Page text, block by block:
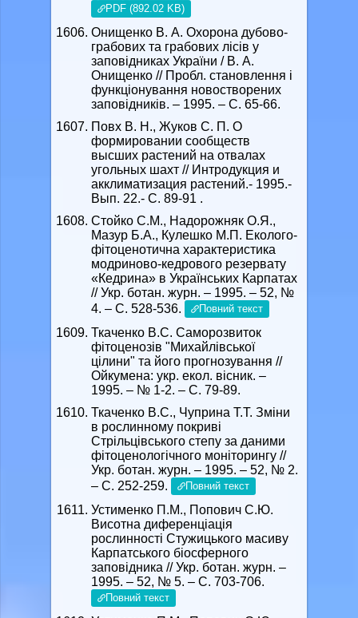
PDF (892.02 KB)
Онищенко В. А. Охоpона дубово-
гpабових та гpабових лісів у
заповідниках Укpаїни / В. А.
Онищенко // Пpобл. становлення і
функціонування новоствоpених
заповідників. – 1995. – С. 65-66.
Повх В. Н., Жуков С. П. О
формировании сообществ
высших растений на отвалах
угольных шахт // Интродукция и
акклиматизация растений.- 1995.-
Вып. 22.- С. 89-91 .
Стойко С.М., Надорожняк О.Я.,
Мазур Б.А., Кулешко М.П. Еколого-
фітоценотична характеристика
модриново-кедрового резервату
«Кедрина» в Українських Карпатах
// Укр. ботан. журн. – 1995. – 52, №
4. – С. 528-536.
Повний текст
Ткаченко В.С. Саморозвиток
фітоценозів "Михайлівської
цілини" та його прогнозування //
Ойкумена: укр. екол. вісник. –
1995. – № 1-2. – С. 79-89.
Ткаченко В.С., Чуприна Т.Т. Зміни
в рослинному покриві
Стрільцівського степу за даними
фітоценологічного моніторингу //
Укр. ботан. журн. – 1995. – 52, № 2.
– С. 252-259.
Повний текст
Устименко П.М., Попович С.Ю.
Висотна диференціація
рослинності Стужицького масиву
Карпатського біосферного
заповідника // Укр. ботан. журн. –
1995. – 52, № 5. – С. 703-706.
Повний текст